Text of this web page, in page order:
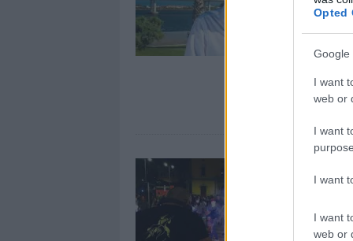
Opted
Google
I want
web or
I want
I want
I want
web or